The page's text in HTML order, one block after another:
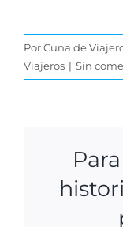
PorCuna de
Viajeros | Sin